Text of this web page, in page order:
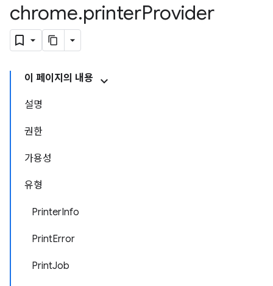
chrome.printerProvider
이 페이지의 내용
설명
권한
가용성
유형
PrinterInfo
PrintError
PrintJob